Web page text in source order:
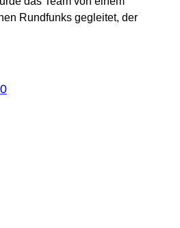
Rundfunks gegleitet, der